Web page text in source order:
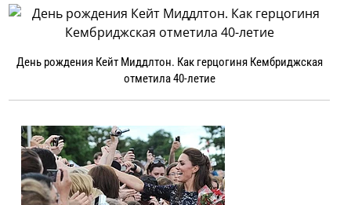
День рождения Кейт Миддлтон. Как герцогиня Кембриджская
отметила 40-летие